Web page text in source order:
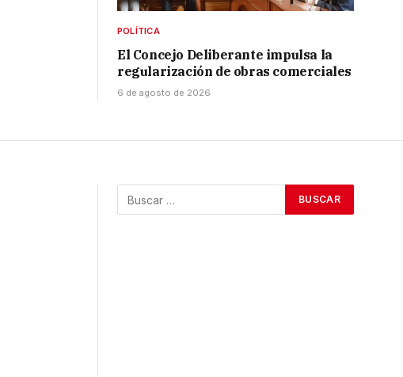
POLÍTICA
El Concejo Deliberante impulsa la
regularización de obras comerciales
6 de agosto de 2026